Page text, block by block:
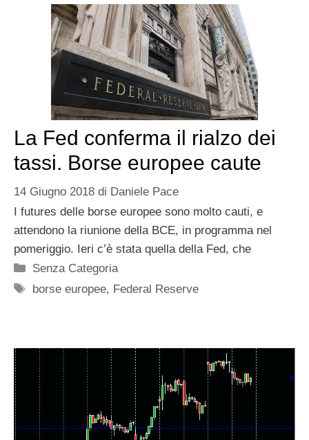
La Fed conferma il rialzo dei
tassi. Borse europee caute
14 Giugno 2018 di Daniele Pace
I futures delle borse europee sono molto cauti, e
attendono la riunione della BCE, in programma nel
pomeriggio. Ieri c’è stata quella della Fed, che
Categorie
Senza Categoria
Tag
borse europee, Federal Reserve